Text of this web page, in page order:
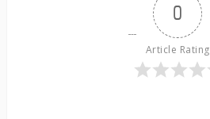
0
Article Rating